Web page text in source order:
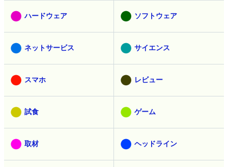
ハードウェア ソフトウェア
ネットサービス サイエンス
スマホ レビュー
試食 ゲーム
取材 ヘッドライン